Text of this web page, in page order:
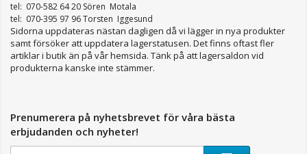
tel: 070-582 64 20 Sören Motala
tel: 070-395 97 96 Torsten Iggesund
Sidorna uppdateras nästan dagligen då vi lägger in nya produkter
samt försöker att uppdatera lagerstatusen. Det finns oftast fler
artiklar i butik än på vår hemsida. Tänk på att lagersaldon vid
produkterna kanske inte stämmer.
Prenumerera på nyhetsbrevet för våra bästa
erbjudanden och nyheter!